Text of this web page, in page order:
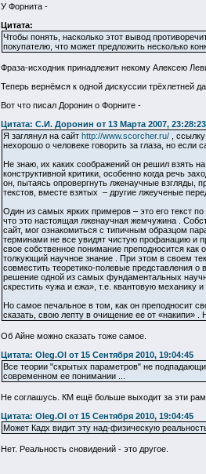
У Форнита -
Цитата:
Чтобы понять, насколько этот вывод
покупателю, что может предложить несколько
Фраза-исходник принадлежит некому Алексею
Теперь вернёмся к одной дискуссии трёхлетней
Вот что писал Доронин о Форните -
Цитата: С.И. Доронин от 13 Марта 2007, 23:28:23
Я заглянул на сайт http://www.scorcher.ru/, ссылку
нехорошо о человеке говорить за глаза, но если
Не знаю, их каких соображений он решил взять
конструктивной критики, особенно когда речь
он, пытаясь опровергнуть лженаучные взгляды,
текстов, вместе взятых – другие лжеученые
Один из самых ярких примеров – это его текст
что это настоящая лженаучная жемчужина .
сайт, мог ознакомиться с типичным образцом
терминами не все увидят чистую профанацию и
свое собственное понимание преподносится
толкующий научное знание . При этом в своем
совместить теоретико-полевые представления
решение одной из самых фундаментальных
скрестить «ужа и ежа», т.е. квантовую механику
Но самое печальное в том, как он преподносит
сказать, свою лепту в очищение ее от «накипи» .
Об Айне можно сказать тоже самое.
Цитата: Oleg.Ol от 15 Сентября 2010, 19:04:45
Все теории "скрытых параметров" не
современном ее понимании ...
Не соглашусь. КМ ещё больше выходит за эти
Цитата: Oleg.Ol от 15 Сентября 2010, 19:04:45
Может Кадх видит эту над-физическую
Нет. Реальность сновидений - это другое.